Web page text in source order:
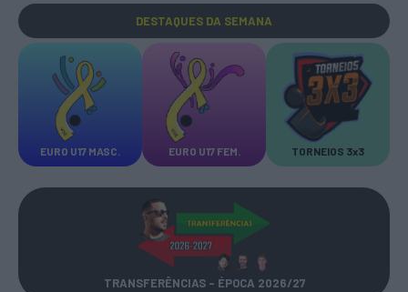
DESTAQUES DA SEMANA
EURO U17 MASC. EURO U17 FEM. TORNEIOS 3x3
TRANSFERÊNCIAS - ÉPOCA 2026/27